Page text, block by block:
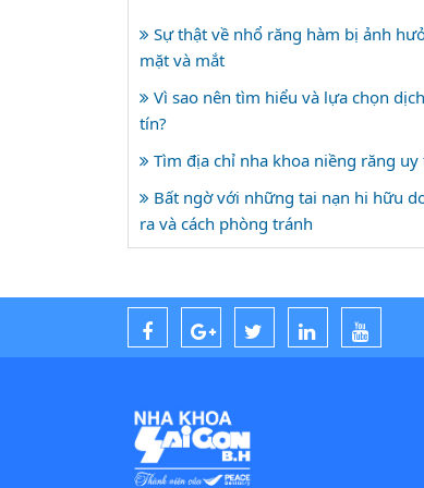
Sự thật về nhổ răng hàm bị ảnh
mặt và mắt
Vì sao nên tìm hiểu và lựa chọn
tín?
Tìm địa chỉ nha khoa niềng răng uy
Bất ngờ với những tai nạn hi hữu
ra và cách phòng tránh